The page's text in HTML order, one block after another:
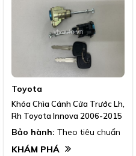
Toyota
Khóa Chìa Cánh Cửa Trước Lh,
Rh Toyota Innova 2006-2015
Bảo hành: Theo tiêu chuẩn
KHÁM PHÁ